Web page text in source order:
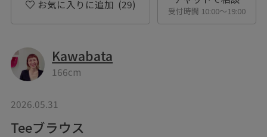
お気に入りに追加 (29) 受付時間 10:00〜19:00
Kawabata
166cm
2026.05.31
Teeブラウス